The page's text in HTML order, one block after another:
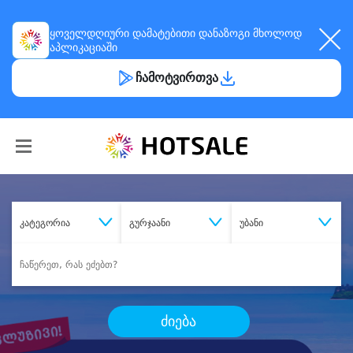
ყოველდღიური დამატებითი დანაზოგი მხოლოდ
აპლიკაციაში
ჩამოტვირთვა
კატეგორია გურჯაანი უბანი
ძიება